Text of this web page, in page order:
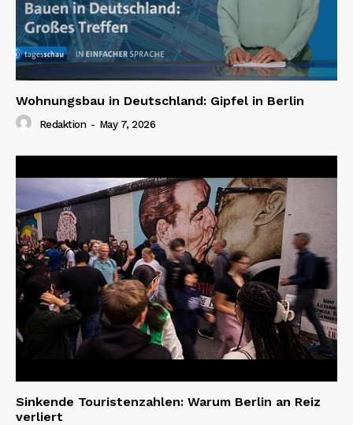
Wohnungsbau in Deutschland: Gipfel in Berlin
Redaktion - May 7, 2026
Sinkende Touristenzahlen: Warum Berlin an Reiz
verliert